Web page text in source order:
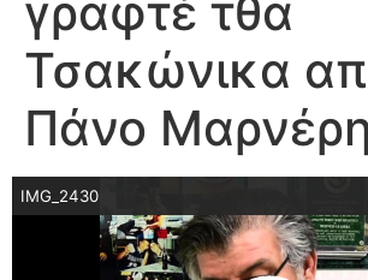
γραφτέ τθα
Τσακώνικα
Πάνο
IMG_2430